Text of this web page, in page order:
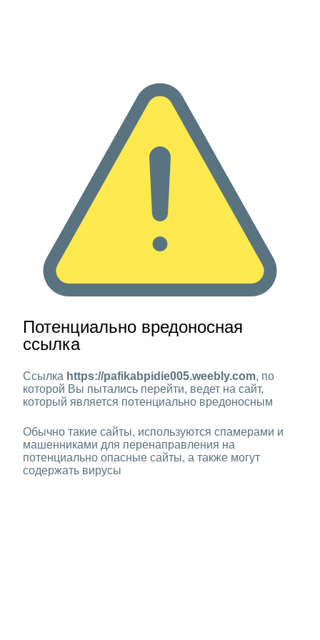
Потенциально вредоносная
ссылка
Ссылка https://pafikabpidie005.weebly.com, по
которой Вы пытались перейти, ведет на сайт,
который является потенциально вредоносным
Обычно такие сайты, используются спамерами и
машенниками для перенаправления на
потенциально опасные сайты, а также могут
содержать вирусы